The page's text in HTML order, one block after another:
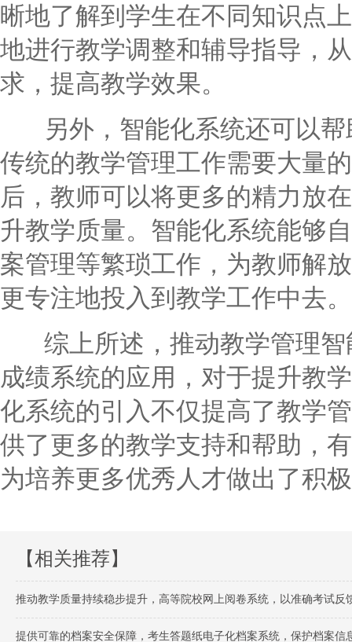
晰地了解到学生在不同知识点
地进行教学调整和辅导指导，
求，提高教学效果。
另外，智能化系统还可以帮
传统的教学管理工作需要大量
后，教师可以将更多的精力放
升教学质量。智能化系统能够
案管理等繁琐工作，为教师解
更专注地投入到教学工作中去。
综上所述，推动教学管理智
成绩系统的应用，对于提升教
化系统的引入不仅提高了教学
供了更多的教学支持和帮助，
为培养更多优秀人才做出了积
【相关推荐】
推动教学质量持续稳步提升，高等院校网上阅卷系统，以准确考试
提供可靠的档案安全保障，考生答题纸电子化档案系统，保护档案信